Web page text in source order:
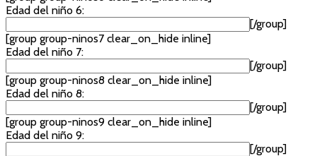
Edad del niño 6:
[/group]
[group group-ninos7 clear_on_hide inline]
Edad del niño 7:
[/group]
[group group-ninos8 clear_on_hide inline]
Edad del niño 8:
[/group]
[group group-ninos9 clear_on_hide inline]
Edad del niño 9:
[/group]